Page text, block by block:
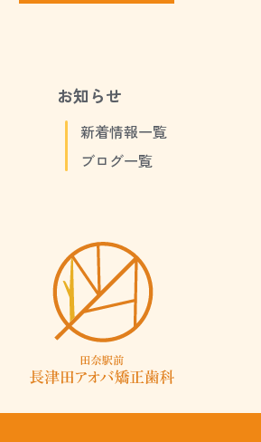
お知らせ
新着情報一覧
ブログ一覧